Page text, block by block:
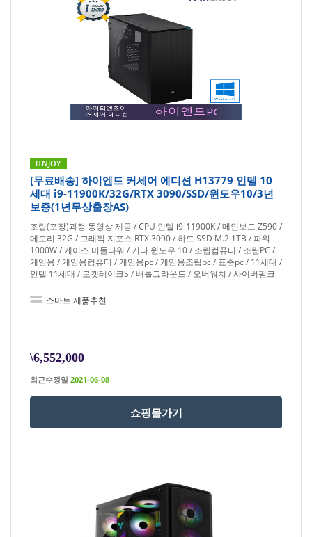
ITNJOY
[무료배송] 하이엔드 커세어 에디션 H13779 인텔 10
세대 i9-11900K/32G/RTX 3090/SSD/윈도우10/3년
보증(1년무상출장AS)
조립(포장)과정 동영상 제공 / CPU 인텔 i9-11900K / 메인보드 Z590 /
메모리 32G / 그래픽 지포스 RTX 3090 / 하드 SSD M.2 1TB / 파워
1000W / 케이스 미들타워 / 기타 윈도우 10 / 조립컴퓨터 / 조립PC /
게임용 / 게임용컴퓨터 / 게임용pc / 게임용조립pc / 표준pc / 11세대 /
인텔 11세대 / 로켓레이크S / 배틀그라운드 / 오버워치 / 사이버펑크
스마트 제품추천
\6,552,000
최근수정일 2021-06-08
쇼핑몰가기